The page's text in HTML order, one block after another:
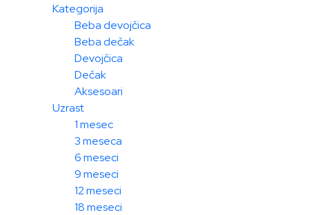
Kategorija
Beba devojčica
Beba dečak
Devojčica
Dečak
Aksesoari
Uzrast
1 mesec
3 meseca
6 meseci
9 meseci
12 meseci
18 meseci